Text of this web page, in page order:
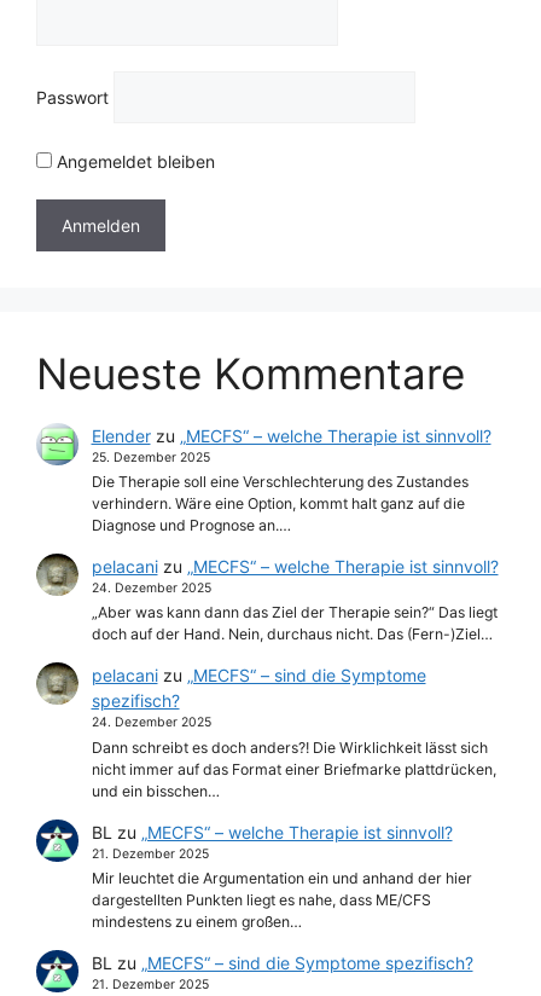
Passwort
Angemeldet bleiben
Neueste Kommentare
Elenderzu „MECFS“ – welche Therapie ist sinnvoll?
25. Dezember 2025
Die Therapie soll eine Verschlechterung des Zustandes
verhindern. Wäre eine Option, kommt halt ganz auf die
Diagnose und Prognose an.…
pelacanizu „MECFS“ – welche Therapie ist sinnvoll?
24. Dezember 2025
„Aber was kann dann das Ziel der Therapie sein?“ Das liegt
doch auf der Hand. Nein, durchaus nicht. Das (Fern-)Ziel…
pelacanizu „MECFS“ – sind die Symptome
spezifisch?
24. Dezember 2025
Dann schreibt es doch anders?! Die Wirklichkeit lässt sich
nicht immer auf das Format einer Briefmarke plattdrücken,
und ein bisschen…
BL zu „MECFS“ – welche Therapie ist sinnvoll?
21. Dezember 2025
Mir leuchtet die Argumentation ein und anhand der hier
dargestellten Punkten liegt es nahe, dass ME/CFS
mindestens zu einem großen…
BL zu „MECFS“ – sind die Symptome spezifisch?
21. Dezember 2025